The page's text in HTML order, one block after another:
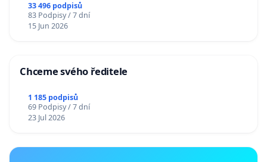
33 496 podpisů
83 Podpisy / 7 dní
15 Jun 2026
Chceme svého ředitele
1 185 podpisů
69 Podpisy / 7 dní
23 Jul 2026